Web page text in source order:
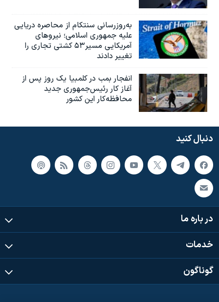
به‌روزرسانی سنتکام از محاصره دریایی
علیه جمهوری اسلامی؛ نیروهای
آمریکایی مسیر۵۳ کشتی تجاری را
تغییر دادند
انفجار بمب‌‌ در کلمبیا یک روز پس از
آغاز کار رئیس‌جمهوری جدید
محافظه‌کار این کشور
دنبال کنید
در باره ما
خدمات
گوناگون